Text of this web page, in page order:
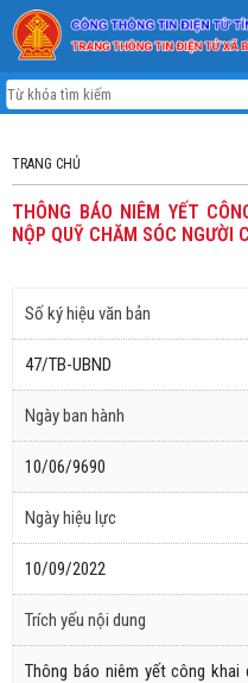
TRANG CHỦ
THÔNG BÁO NIÊM YẾT
NỘP QUỸ CHĂM SÓC NGƯỜI
Số ký hiệu văn bản
47/TB-UBND
Ngày ban hành
10/06/9690
Ngày hiệu lực
10/09/2022
Trích yếu nội dung
Thông báo niêm yết công